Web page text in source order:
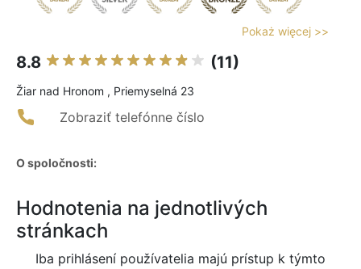
Pokaż więcej >>
8.8 (11)
Žiar nad Hronom , Priemyselná 23
Zobraziť telefónne číslo
O spoločnosti:
Hodnotenia na jednotlivých
stránkach
Iba prihlásení používatelia majú prístup k týmto